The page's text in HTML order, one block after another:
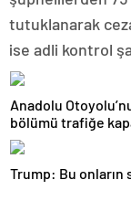
tutuklanarak
ise adli kontrol
Anadolu
bölümü trafiğe
Trump: Bu onların